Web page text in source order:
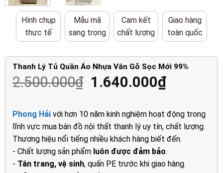
Hình chụp
thực tế
Mẫu mã
sang trọng
Cam kết
chất lượng
Giao hàng
toàn quốc
Thanh Lý Tủ Quần Áo Nhựa Vân Gỗ Sọc Mới 99%
2.500.000₫ Giá
là:
2.500.000₫.
1.640.000₫Giá
tại
là:
Phong Hảivới hơn 10 năm kinh nghiệm hoạt động trong
lĩnh vực mua bán đồ nội thất thanh lý uy tín, chất lượng.
Thương hiệu nổi tiếng nhiều khách hàng biết đến.
- Chất lượng sản phẩm luôn được đảm bảo.
- Tân trang, vệ sinh, quấn PE trước khi giao hàng.